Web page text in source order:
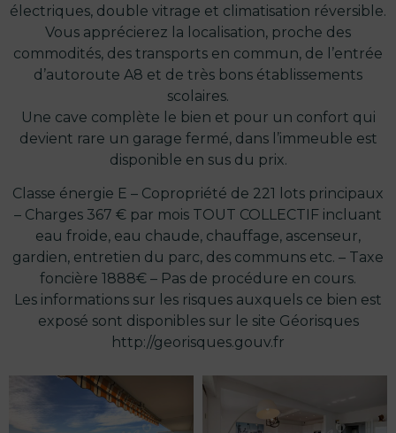
électriques, double vitrage et climatisation réversible.
Vous apprécierez la localisation, proche des
commodités, des transports en commun, de l’entrée
d’autoroute A8 et de très bons établissements
scolaires.
Une cave complète le bien et pour un confort qui
devient rare un garage fermé, dans l’immeuble est
disponible en sus du prix.
Classe énergie E – Copropriété de 221 lots principaux
– Charges 367 € par mois TOUT COLLECTIF incluant
eau froide, eau chaude, chauffage, ascenseur,
gardien, entretien du parc, des communs etc. – Taxe
foncière 1888€ – Pas de procédure en cours.
Les informations sur les risques auxquels ce bien est
exposé sont disponibles sur le site Géorisques
http://georisques.gouv.fr